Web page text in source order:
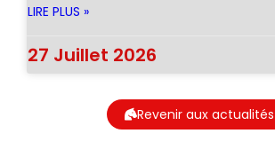
LIRE PLUS »
27 Juillet 2026
Revenir aux actualités